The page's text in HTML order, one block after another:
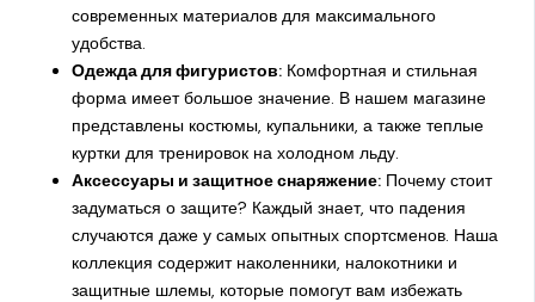
современных материалов для максимального
удобства.
Одежда для фигуристов:Комфортная и стильная
форма имеет большое значение. В нашем магазине
представлены костюмы, купальники, а также теплые
куртки для тренировок на холодном льду.
Аксессуары и защитное снаряжение:Почему стоит
задуматься о защите? Каждый знает, что падения
случаются даже у самых опытных спортсменов. Наша
коллекция содержит наколенники, налокотники и
защитные шлемы, которые помогут вам избежать